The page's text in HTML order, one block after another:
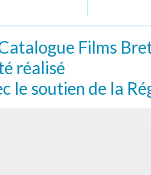
Films
réalisé
le soutien de la